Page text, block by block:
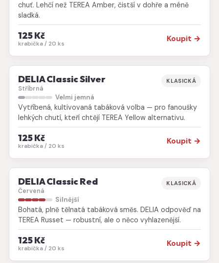
chuť. Lehčí než TEREA Amber, čistší v dohře a méně
sladká.
125 Kč
krabička / 20 ks
Koupit →
DELIA Classic Silver
Stříbrná
KLASICKÁ
Velmi jemná
Vytříbená, kultivovaná tabáková volba — pro fanoušky
lehkých chutí, kteří chtějí TEREA Yellow alternativu.
125 Kč
krabička / 20 ks
Koupit →
DELIA Classic Red
Červená
KLASICKÁ
Silnější
Bohatá, plně tělnatá tabáková směs. DELIA odpověď na
TEREA Russet — robustní, ale o něco vyhlazenější.
125 Kč
krabička / 20 ks
Koupit →